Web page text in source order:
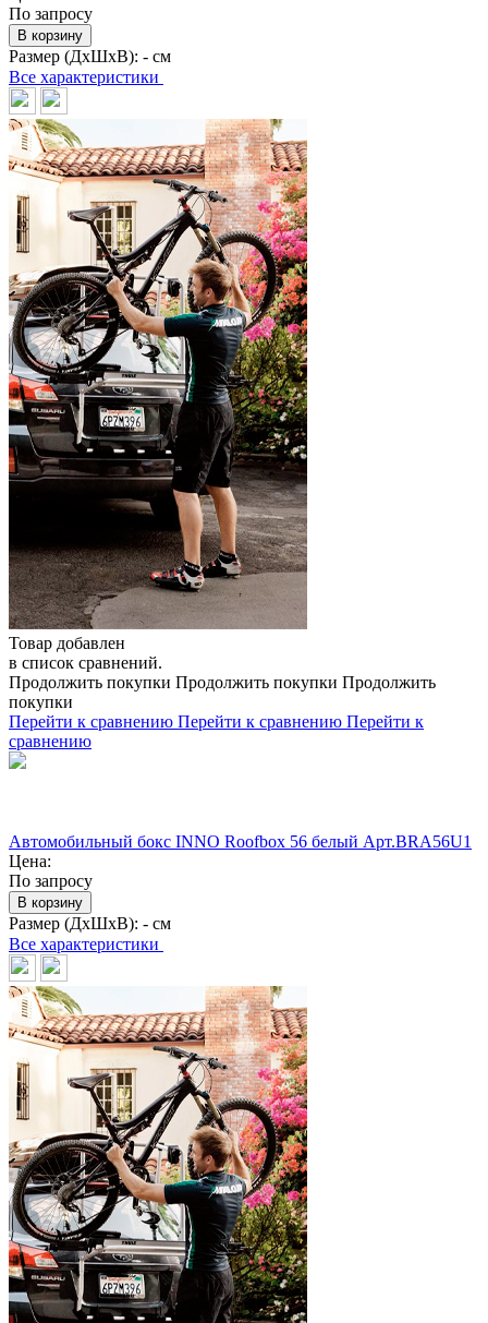
По запросу
В корзину
Размер (ДхШхВ): - см
Все характеристики
Товар добавлен
в список сравнений.
Продолжить покупки Продолжить покупки Продолжить
покупки
Перейти к сравнению Перейти к сравнению Перейти к
сравнению
Автомобильный бокс INNO Roofbox 56 белый Арт.BRA56U1
Цена:
По запросу
В корзину
Размер (ДхШхВ): - см
Все характеристики